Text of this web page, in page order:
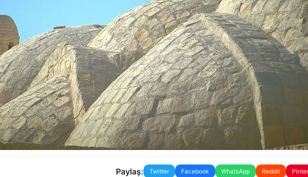
Paylaş: Twitter Facebook WhatsApp Reddit